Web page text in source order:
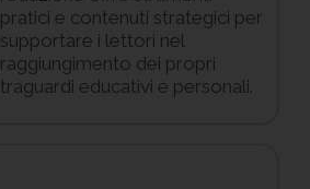
pratici e contenuti strategici per
supportare i lettori nel
raggiungimento dei propri
traguardi educativi e personali.